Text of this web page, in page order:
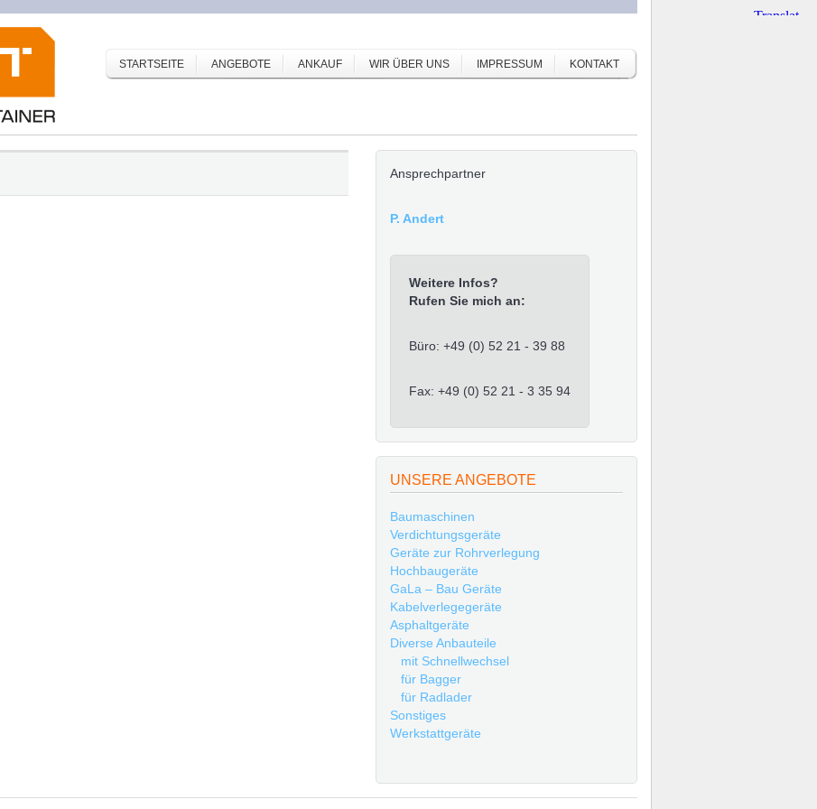
STARTSEITE ANGEBOTE ANKAUF WIR ÜBER UNS IMPRESSUM KONTAKT
Ansprechpartner
P. Andert
Weitere Infos?
Rufen Sie mich an:
Büro: +49 (0) 52 21 - 39 88
Fax: +49 (0) 52 21 - 3 35 94
UNSERE ANGEBOTE
Baumaschinen
Verdichtungsgeräte
Geräte zur Rohrverlegung
Hochbaugeräte
GaLa – Bau Geräte
Kabelverlegegeräte
Asphaltgeräte
Diverse Anbauteile
mit Schnellwechsel
für Bagger
für Radlader
Sonstiges
Werkstattgeräte